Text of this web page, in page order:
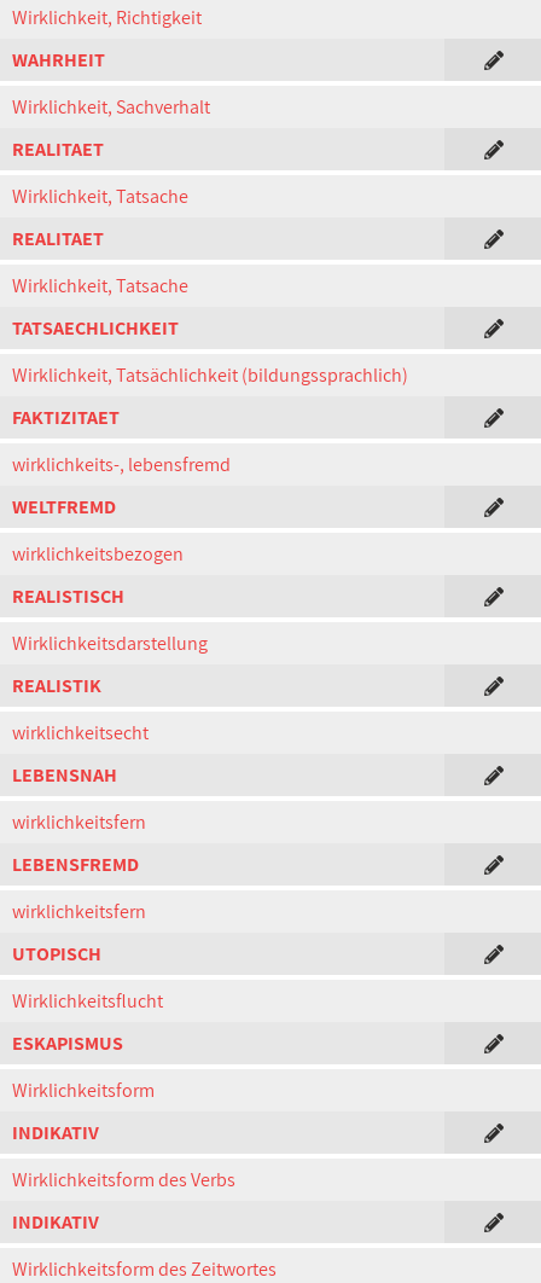
Wirklichkeit, Richtigkeit
WAHRHEIT
Wirklichkeit, Sachverhalt
REALITAET
Wirklichkeit, Tatsache
REALITAET
Wirklichkeit, Tatsache
TATSAECHLICHKEIT
Wirklichkeit, Tatsächlichkeit (bildungssprachlich)
FAKTIZITAET
wirklichkeits-, lebensfremd
WELTFREMD
wirklichkeitsbezogen
REALISTISCH
Wirklichkeitsdarstellung
REALISTIK
wirklichkeitsecht
LEBENSNAH
wirklichkeitsfern
LEBENSFREMD
wirklichkeitsfern
UTOPISCH
Wirklichkeitsflucht
ESKAPISMUS
Wirklichkeitsform
INDIKATIV
Wirklichkeitsform des Verbs
INDIKATIV
Wirklichkeitsform des Zeitwortes